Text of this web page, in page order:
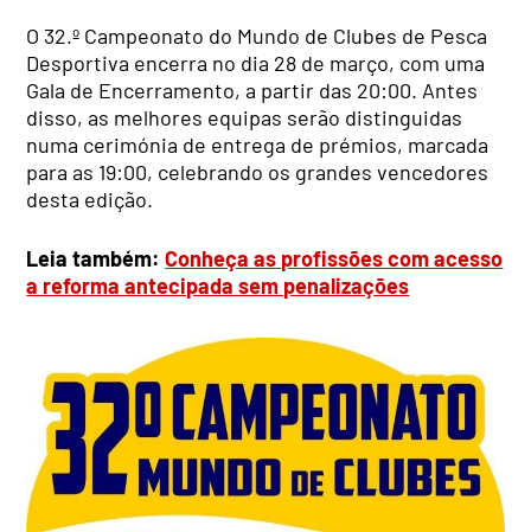
O 32.º Campeonato do Mundo de Clubes de Pesca
Desportiva encerra no dia 28 de março, com uma
Gala de Encerramento, a partir das 20:00. Antes
disso, as melhores equipas serão distinguidas
numa cerimónia de entrega de prémios, marcada
para as 19:00, celebrando os grandes vencedores
desta edição.
Leia também:Conheça as profissões com acesso
a reforma antecipada sem penalizações